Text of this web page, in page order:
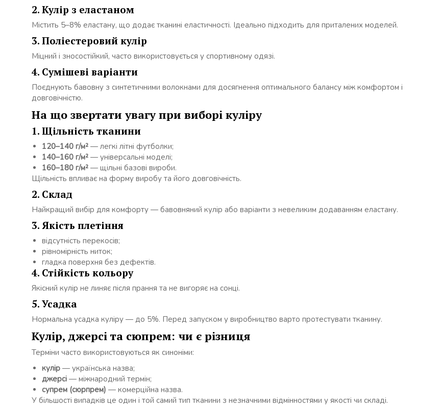
2. Кулір з еластаном
Містить 5–8% еластану, що додає тканині еластичності. Ідеально підходить для приталених моделей.
3. Поліестеровий кулір
Міцний і зносостійкий, часто використовується у спортивному одязі.
4. Сумішеві варіанти
Поєднують бавовну з синтетичними волокнами для досягнення оптимального балансу між комфортом і
довговічністю.
На що звертати увагу при виборі куліру
1. Щільність тканини
120–140 г/м² — легкі літні футболки;
140–160 г/м² — універсальні моделі;
160–180 г/м² — щільні базові вироби.
Щільність впливає на форму виробу та його довговічність.
2. Склад
Найкращий вибір для комфорту — бавовняний кулір або варіанти з невеликим додаванням еластану.
3. Якість плетіння
відсутність перекосів;
рівномірність ниток;
гладка поверхня без дефектів.
4. Стійкість кольору
Якісний кулір не линяє після прання та не вигоряє на сонці.
5. Усадка
Нормальна усадка куліру — до 5%. Перед запуском у виробництво варто протестувати тканину.
Кулір, джерсі та сюпрем: чи є різниця
Терміни часто використовуються як синоніми:
кулір — українська назва;
джерсі — міжнародний термін;
супрем (сюрпрем) — комерційна назва.
У більшості випадків це один і той самий тип тканини з незначними відмінностями у якості чи складі.